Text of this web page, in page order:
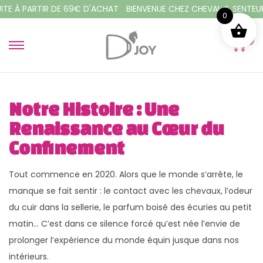
DE 69€ D'ACHAT BIENVENUE CHEZ CHEVAL & SENTEURS
P
s
e
r
P
s
e
r
Notre Histoire : Une
Renaissance au Cœur du
Confinement
Tout commence en 2020. Alors que le monde s’arrête, le
manque se fait sentir : le contact avec les chevaux, l’odeur
du cuir dans la sellerie, le parfum boisé des écuries au petit
matin… C’est dans ce silence forcé qu’est née l’envie de
prolonger l’expérience du monde équin jusque dans nos
intérieurs.
0